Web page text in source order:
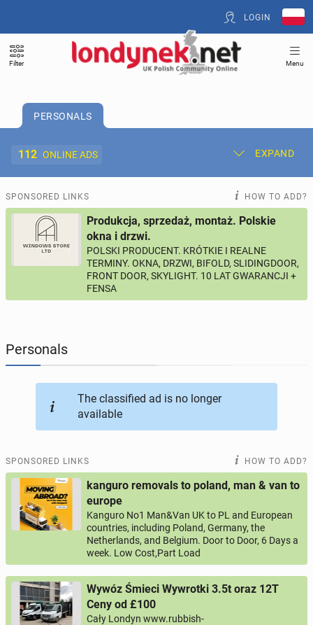
LOGIN
Filter Menu
PERSONALS
112 ONLINE ADS EXPAND
Post New Ad My Ads
Offer and Adverts Price
ACCOMMODATION 269online ads
JOBSEEKERS
AUTOMOTIVE
BUY & SELL 44online ads
PERSONALS
SPONSORED LINKS HOW TO ADD?
Produkcja, sprzedaż, montaż. Polskie
okna i drzwi.
POLSKI PRODUCENT. KRÓTKIE I REALNE
TERMINY. OKNA, DRZWI, BIFOLD, SLIDINGDOOR,
FRONT DOOR, SKYLIGHT. 10 LAT GWARANCJI +
FENSA
Personals
The classified ad is no longer
available
SPONSORED LINKS HOW TO ADD?
kanguro removals to poland, man & van to
europe
Kanguro No1 Man&Van UK to PL and European
countries, including Poland, Germany, the
Netherlands, and Belgium. Door to Door, 6 Days a
week. Low Cost,Part Load
Wywóz Śmieci Wywrotki 3.5t oraz 12T
Ceny od £100
Cały Londyn www.rubbish-